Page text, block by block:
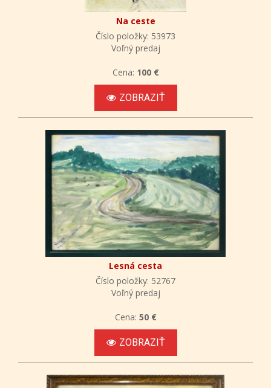
Na ceste
Číslo položky: 53973
Voľný predaj
Cena: 100 €
ZOBRAZIŤ
Lesná cesta
Číslo položky: 52767
Voľný predaj
Cena: 50 €
ZOBRAZIŤ